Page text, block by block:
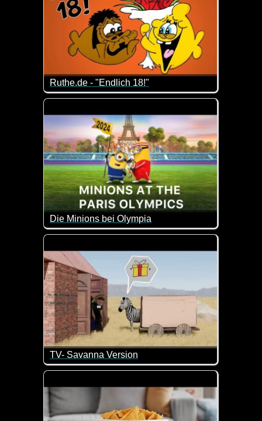
Ruthe.de - "Endlich 18!"
Ja, mit 18 ist man zwar volljährig, aber noch lange
Die Minions bei Olympia
Wenn die Minions bei Olympia mitmachen
TV- Savanna Version
Wie man ohne Worte so viel sagen kann :-) Total